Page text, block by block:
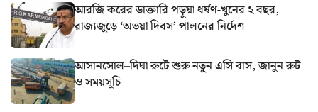
আরজি করের ডাক্তারি পড়ুয়া ধর্ষণ-খুনের ২ বছর,
রাজ্যজুড়ে ‘অভয়া দিবস’ পালনের নির্দেশ
আসানসোল–দিঘা রুটে শুরু নতুন এসি বাস, জানুন রুট
ও সময়সূচি